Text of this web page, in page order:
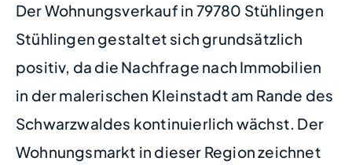
Der Wohnungsverkauf in 79780 Stühlingen
Stühlingen gestaltet sich grundsätzlich
positiv, da die Nachfrage nach Immobilien
in der malerischen Kleinstadt am Rande des
Schwarzwaldes kontinuierlich wächst. Der
Wohnungsmarkt in dieser Region zeichnet